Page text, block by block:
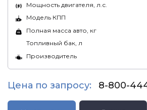
Мощность двигателя, л.с.
Модель КПП
Полная масса авто, кг
Топливный бак, л
Производитель
Цена по запросу: 8-800-